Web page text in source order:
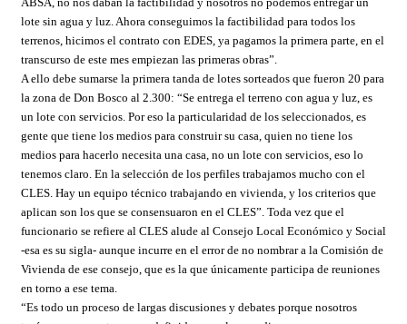
lote sin agua y luz. Ahora conseguimos la factibilidad para todos los
terrenos, hicimos el contrato con EDES, ya pagamos la primera parte, en el
transcurso de este mes empiezan las primeras obras”.
A ello debe sumarse la primera tanda de lotes sorteados que fueron 20 para
la zona de Don Bosco al 2.300: “Se entrega el terreno con agua y luz, es
un lote con servicios. Por eso la particularidad de los seleccionados, es
gente que tiene los medios para construir su casa, quien no tiene los
medios para hacerlo necesita una casa, no un lote con servicios, eso lo
tenemos claro. En la selección de los perfiles trabajamos mucho con el
CLES. Hay un equipo técnico trabajando en vivienda, y los criterios que
aplican son los que se consensuaron en el CLES”. Toda vez que el
funcionario se refiere al CLES alude al Consejo Local Económico y Social
-esa es su sigla- aunque incurre en el error de no nombrar a la Comisión de
Vivienda de ese consejo, que es la que únicamente participa de reuniones
en torno a ese tema.
“Es todo un proceso de largas discusiones y debates porque nosotros